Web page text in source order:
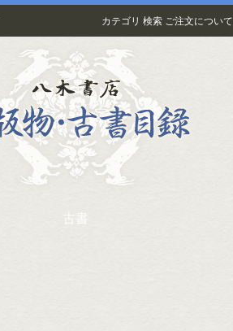
カテゴリ 検索 ご注文について
古書